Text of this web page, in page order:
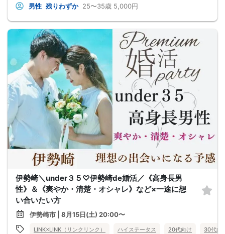
男性 残りわずか 25〜35歳 5,000円
伊勢崎＼under３５♡伊勢崎de婚活／《高身長男
性》＆《爽やか・清楚・オシャレ》など×一途に想
い合いたい方
伊勢崎市 | 8月15日(土) 20:00〜
LINK×LINK（リンクリンク） ハイステータス 20代向け 30代向